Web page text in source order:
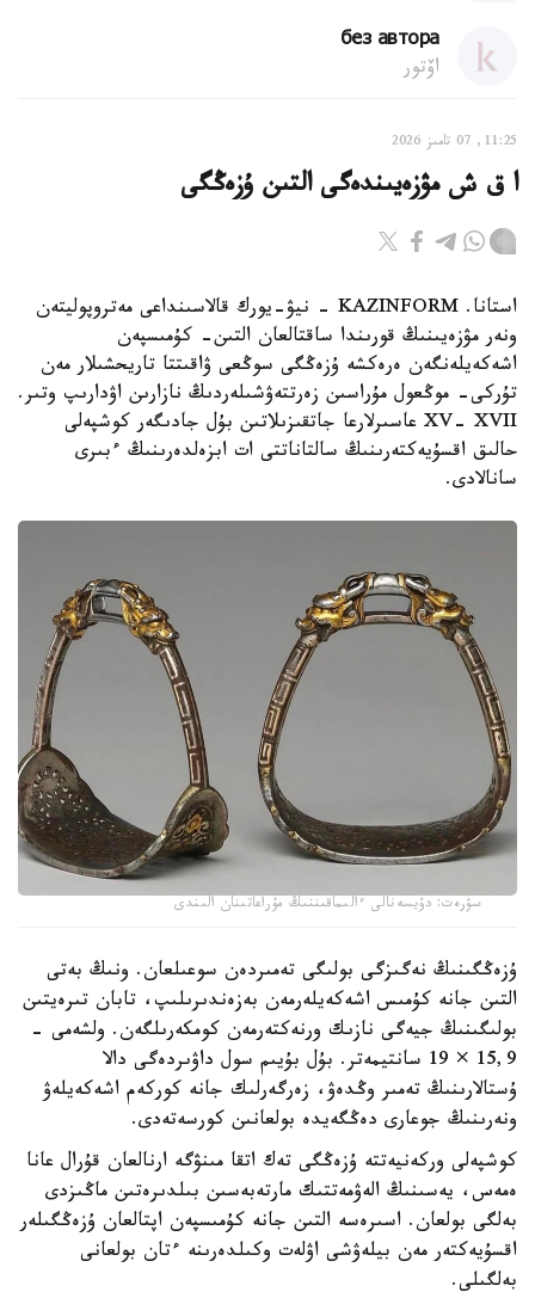
без автора
اۆتور
11:25, 07 تامىز 2026
ا ق ش مۋزەيىندەگى التىن ۇزەڭگى
استانا. KAZINFORM - نيۋ-يورك قالاسىنداعى مەتروپوليتەن
ونەر مۋزەيىنىڭ قورىندا ساقتالعان التىن- كۇمىسپەن
اشەكەيلەنگەن ەرەكشە ۇزەڭگى سوڭعى ۋاقىتتا تاريحشىلار مەن
تۇركى- موڭعول مۇراسىن زەرتتەۋشىلەردىڭ نازارىن اۋدارىپ وتىر.
XV- XVII عاسىرلارعا جاتقىزىلاتىن بۇل جادىگەر كوشپەلى
حالىق اقسۇيەكتەرىنىڭ سالتاناتتى ات ابزەلدەرىنىڭ ءبىرى
سانالادى.
سۋرەت: دۇيسەنالى ءالىماقىننىڭ مۇراعاتىنان الىندى
ۇزەڭگىنىڭ نەگىزگى بولىگى تەمىردەن سوعىلعان. ونىڭ بەتى
التىن جانە كۇمىس اشەكەيلەرمەن بەزەندىرىلىپ، تابان تىرەيتىن
بولىگىنىڭ جيەگى نازىك ورنەكتەرمەن كومكەرىلگەن. ولشەمى -
15,9 × 19 سانتيمەتر. بۇل بۇيىم سول داۋىردەگى دالا
ۇستالارىنىڭ تەمىر وڭدەۋ، زەرگەرلىك جانە كوركەم اشەكەيلەۋ
ونەرىنىڭ جوعارى دەڭگەيدە بولعانىن كورسەتەدى.
كوشپەلى وركەنيەتتە ۇزەڭگى تەك اتقا مىنۋگە ارنالعان قۇرال عانا
ەمەس، يەسىنىڭ الەۋمەتتىك مارتەبەسىن بىلدىرەتىن ماڭىزدى
بەلگى بولعان. اسىرەسە التىن جانە كۇمىسپەن اپتالعان ۇزەڭگىلەر
اقسۇيەكتەر مەن بيلەۋشى اۋلەت وكىلدەرىنە ءتان بولعانى
بەلگىلى.